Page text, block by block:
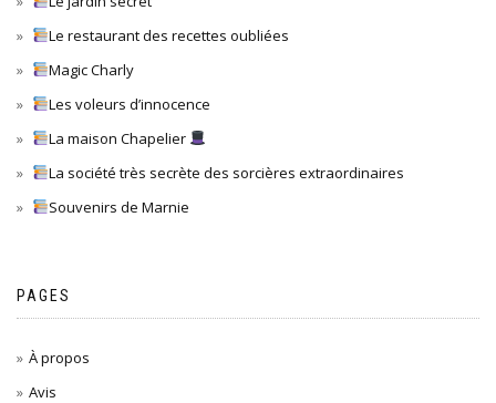
Le restaurant des recettes oubliées
Magic Charly
Les voleurs d’innocence
La maison Chapelier
La société très secrète des sorcières extraordinaires
Souvenirs de Marnie
PAGES
À propos
Avis